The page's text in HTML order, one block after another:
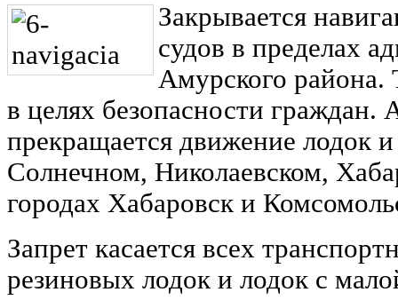
Закрывается
судов в пределах
Амурского района.
в целях безопасности граждан.
прекращается движение лодок
Солнечном, Николаевском,
городах Хабаровск и
Запрет касается всех
резиновых лодок и лодок с